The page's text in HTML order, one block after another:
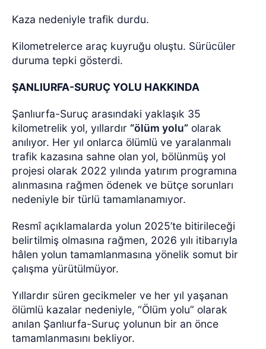
Kaza nedeniyle trafik durdu.
Kilometrelerce araç kuyruğu oluştu. Sürücüler
duruma tepki gösterdi.
ŞANLIURFA-SURUÇ YOLU HAKKINDA
Şanlıurfa-Suruç arasındaki yaklaşık 35
kilometrelik yol, yıllardır “ölüm yolu” olarak
anılıyor. Her yıl onlarca ölümlü ve yaralanmalı
trafik kazasına sahne olan yol, bölünmüş yol
projesi olarak 2022 yılında yatırım programına
alınmasına rağmen ödenek ve bütçe sorunları
nedeniyle bir türlü tamamlanamıyor.
Resmî açıklamalarda yolun 2025’te bitirileceği
belirtilmiş olmasına rağmen, 2026 yılı itibarıyla
hâlen yolun tamamlanmasına yönelik somut bir
çalışma yürütülmüyor.
Yıllardır süren gecikmeler ve her yıl yaşanan
ölümlü kazalar nedeniyle, “Ölüm yolu” olarak
anılan Şanlıurfa-Suruç yolunun bir an önce
tamamlanmasını bekliyor.